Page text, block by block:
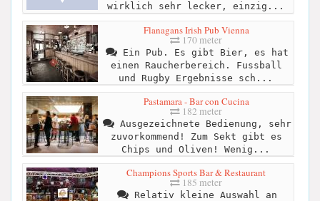
wirklich sehr lecker, einzig...
Flanagans Irish Pub Vienna
170 meter
Ein Pub. Es gibt Bier, es hat
einen Raucherbereich. Fussball
und Rugby Ergebnisse sch...
Pastamara - Bar con Cucina
182 meter
Ausgezeichnete Bedienung, sehr
zuvorkommend! Zum Sekt gibt es
Chips und Oliven! Wenig...
Champions Sports Bar & Restaurant
185 meter
Relativ kleine Auswahl an